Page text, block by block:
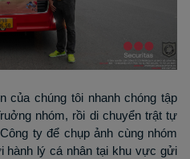
của chúng tôi nhanh chóng tập
nhóm, rồi di chuyển trật tự
ty để chụp ảnh cùng nhóm
hành lý cá nhân tại khu vực gửi